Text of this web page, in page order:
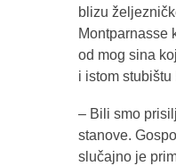
blizu
Montparnasse
od mog sina
i istom stubištu
– Bili smo
stanove.
slučajno je